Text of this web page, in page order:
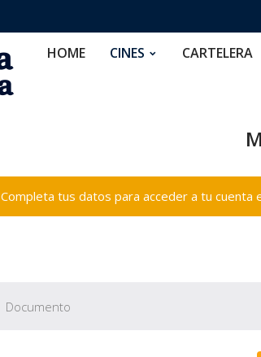
HOME CINES CARTELERA
Completa tus datos para acceder a tu cuenta